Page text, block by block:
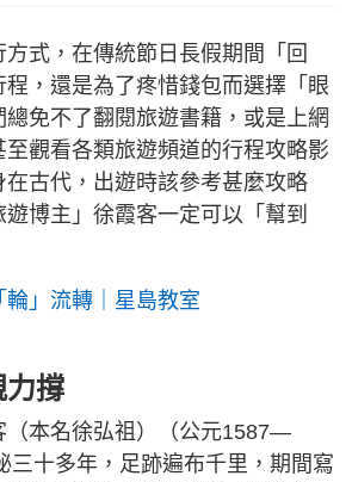
式，在傳統節日長假期間「回
，還是為了疼惜錢包而選擇「眼
總免不了翻閱旅遊書籍，或是上網
觀看各類旅遊頻道的行程攻略影
在古代，出遊時該參考甚麼攻略
博主」徐霞客一定可以「幫到
輪」流轉｜星島教室
力撐
（本名徐弘祖）（公元1587—
三十多年，足跡遍布千里，期間寫